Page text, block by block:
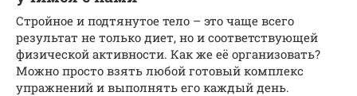
Стройное и подтянутое тело – это чаще всего
результат не только диет, но и соответствующей
физической активности. Как же её организовать?
Можно просто взять любой готовый комплекс
упражнений и выполнять его каждый день.